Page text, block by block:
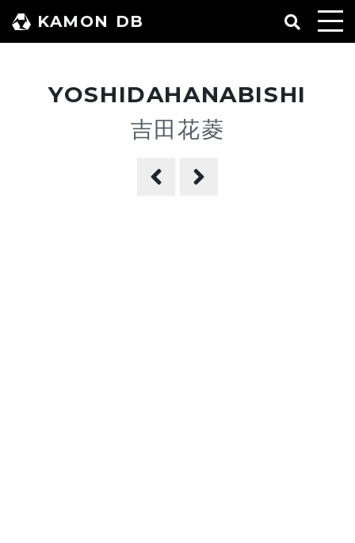
ン
KAMON DB
YOSHIDAHANABISHI
吉田花菱